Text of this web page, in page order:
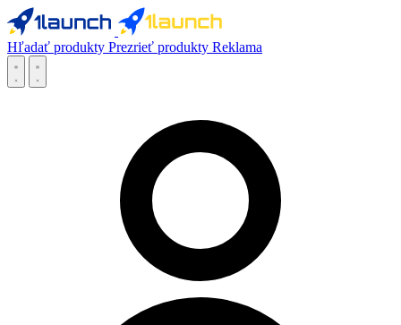
Hľadať produkty Prezrieť produkty Reklama